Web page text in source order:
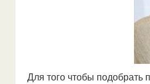
Для того чтобы подобрать